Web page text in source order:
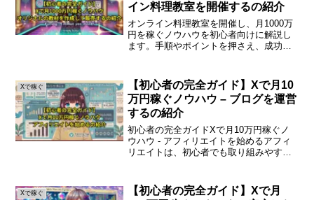
イン料理教室を開催するの紹介
オンライン料理教室を開催し、月1000万
円を稼ぐノウハウを初心者向けに解説し
ます。手順やポイントを押さえ、成功へ
ン料理教室は、近年特に注目を集めてい
ます。自宅にいながら...
Xで稼ぐ
【初心者の完全ガイド】Xで月10
万円稼ぐノウハウ – ブログを運営
するの紹介
初心者の完全ガイドXで月10万円稼ぐノ
ウハウ - アフィリエイトを始めるアフィ
リエイトは、初心者でも取り組みやすい
万円を目指すための具体的なノウハウを
わかりやすく解説...
Xで稼ぐ
【初心者の完全ガイド】Xで月